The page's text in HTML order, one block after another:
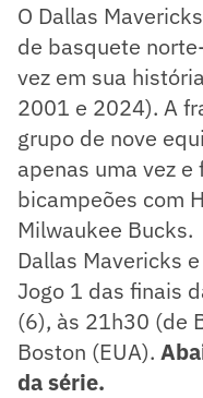
O Dallas
de basquete
vez em sua
2001 e 2024). A
grupo de nove
apenas uma vez
bicampeões com
Milwaukee Bucks.
Dallas Mavericks
Jogo 1 das finais
(6), às 21h30 (de
Boston (EUA).
da série.